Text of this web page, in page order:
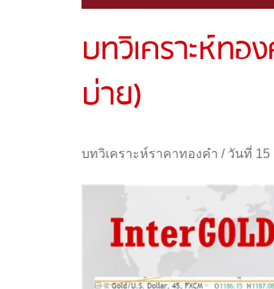
บทวิเคราะห์ทอ
บ่าย)
บทวิเคราะห์ราคาทองคำ / วันที่ 15